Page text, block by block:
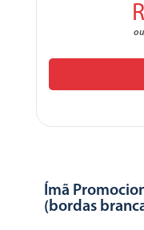
Ímã
(bordas